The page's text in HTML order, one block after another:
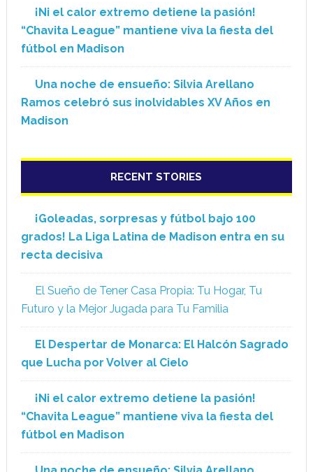
¡Ni el calor extremo detiene la pasión!
“Chavita League” mantiene viva la fiesta del
fútbol en Madison
Una noche de ensueño: Silvia Arellano
Ramos celebró sus inolvidables XV Años en
Madison
RECENT STORIES
¡Goleadas, sorpresas y fútbol bajo 100
grados! La Liga Latina de Madison entra en su
recta decisiva
El Sueño de Tener Casa Propia: Tu Hogar, Tu
Futuro y la Mejor Jugada para Tu Familia
El Despertar de Monarca: El Halcón Sagrado
que Lucha por Volver al Cielo
¡Ni el calor extremo detiene la pasión!
“Chavita League” mantiene viva la fiesta del
fútbol en Madison